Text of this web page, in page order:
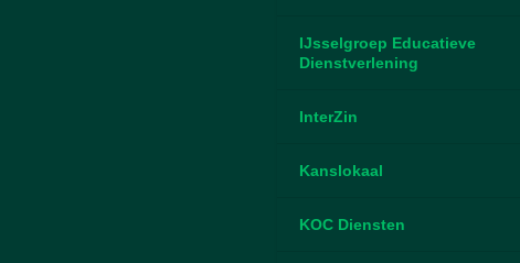
IJsselgroep Educatieve
Dienstverlening
InterZin
Kanslokaal
KOC Diensten